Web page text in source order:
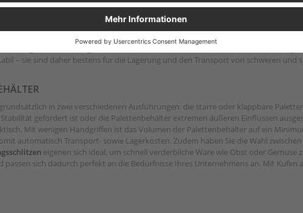
aus und sind im AUER Online-Shop mit einem Volumen von
Eine
mit den Maßen 120x80 cm hat beispielsweise ein
– sie sind daher bestens für die Lagerung und den Transport von schweren und
in zwei verschiedenen Ausführungen: die starre oder klappbare
gefordert ist oder die Palettenbehälter extremen äußeren Einflüssen
Mit wenigen Handgriffen ist das Volumen der Palettenbehälter auf ein
automatisch Transport- sowie Lagerkosten. Zudem haben Sie die Wahl
eigenen sich ideal, um schnell verderbliche Ware wie Obst oder
sich dadurch perfekt an die Bedürfnisse Ihres Unternehmens an. Mit